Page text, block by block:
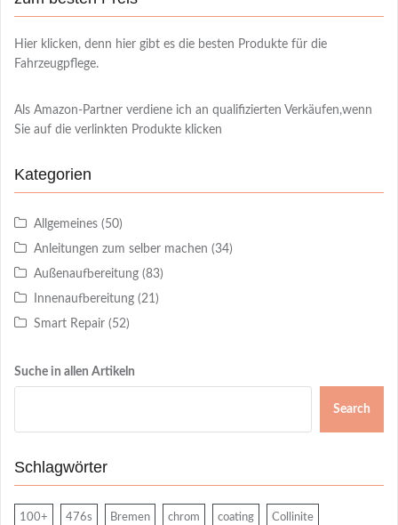
Hier klicken, denn hier gibt es die besten Produkte für die
Fahrzeugpflege.
Als Amazon-Partner verdiene ich an qualifizierten Verkäufen,wenn
Sie auf die verlinkten Produkte klicken
Kategorien
Allgemeines (50)
Anleitungen zum selber machen (34)
Außenaufbereitung (83)
Innenaufbereitung (21)
Smart Repair (52)
Suche in allen Artikeln
Search
Schlagwörter
100+ 476s Bremen chrom coating Collinite